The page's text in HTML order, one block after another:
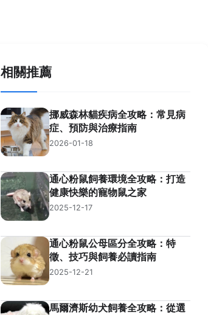
相關推薦
挪威森林貓疾病全攻略：常見病
症、預防與治療指南
2026-01-18
通心粉鼠飼養環境全攻略：打造
健康快樂的寵物鼠之家
2025-12-17
通心粉鼠公母區分全攻略：特
徵、技巧與飼養必讀指南
2025-12-21
馬爾濟斯幼犬飼養全攻略：從選